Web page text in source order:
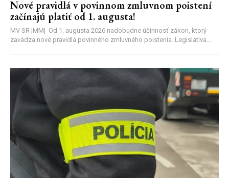
Nové pravidlá v povinnom zmluvnom poistení
začínajú platiť od 1. augusta!
MV SR |MM| Od 1. augusta 2026 nadobudne účinnosť zákon, ktorý
zavádza nové pravidlá povinného zmluvného poistenia. Legislatíva...